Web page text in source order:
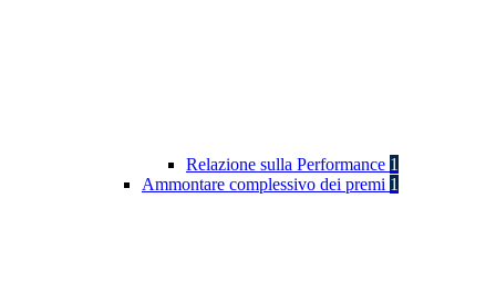
Relazione sulla Performance 1
Ammontare complessivo dei premi 1